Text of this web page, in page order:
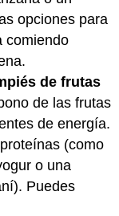
opciones para
comiendo
de frutas
de las frutas
de energía.
(como
o una
Puedes